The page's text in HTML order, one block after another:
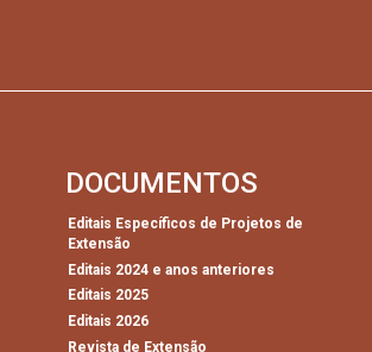
DOCUMENTOS
Editais Específicos de Projetos de
Extensão
Editais 2024 e anos anteriores
Editais 2025
Editais 2026
Revista de Extensão